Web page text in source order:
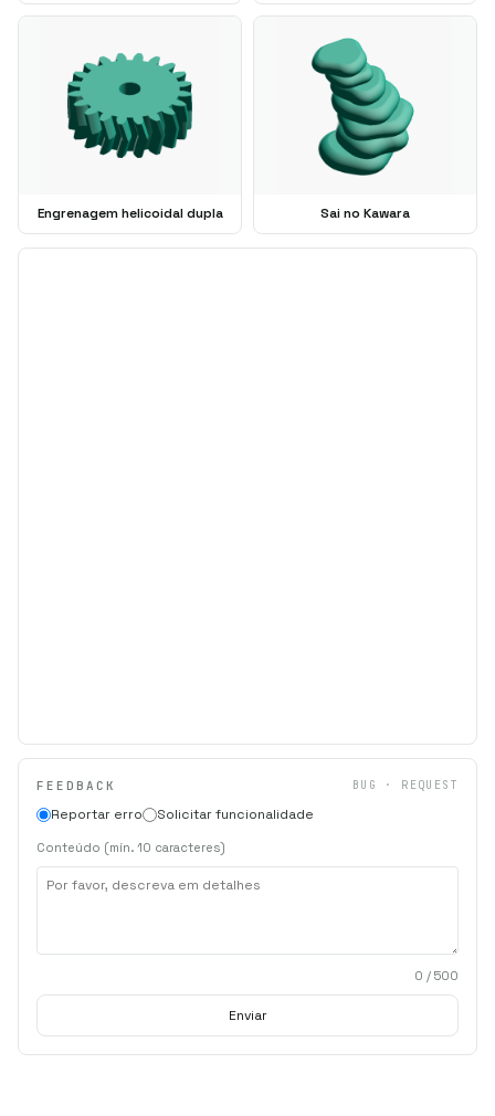
Engrenagem helicoidal dupla Sai no Kawara
FEEDBACK BUG · REQUEST
Reportar erro Solicitar funcionalidade
Conteúdo (mín. 10 caracteres)
0 / 500
Enviar